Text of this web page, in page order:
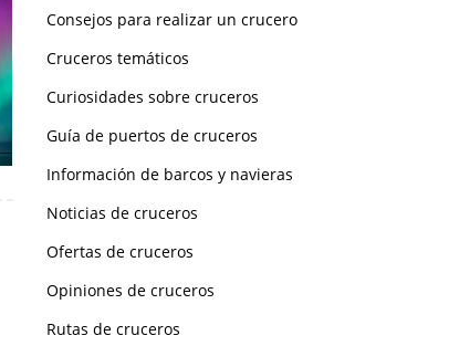
Consejos para realizar un crucero
Cruceros temáticos
Curiosidades sobre cruceros
Guía de puertos de cruceros
Información de barcos y navieras
Noticias de cruceros
Ofertas de cruceros
Opiniones de cruceros
Rutas de cruceros